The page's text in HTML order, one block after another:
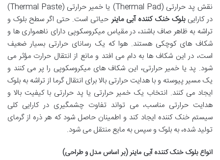
نقش پد حرارتی (Thermal Pad) یا خمیر حرارتی (Thermal Paste)
در کاراییبلوک خنک کننده آبی ماینر حیاتی است. حتی اگر سطح بلوک و
تراشه به ظاهر صاف باشند، در مقیاس میکروسکوپی دارای ناهمواری ها و
شکاف های کوچکی هستند. هوا که یک رسانای حرارتی بسیار ضعیف
است، در این شکاف ها به دام می افتد و مانع از انتقال حرارت مؤثر می
شود. پد یا خمیر حرارتی، این شکاف های میکروسکوپی را پر می کنند و
یک مسیر پیوسته و با هدایت حرارتی بالا برای انتقال گرما از تراشه به بلوک
ایجاد می کنند. انتخاب یک خمیر حرارتی یا پد حرارتی با کیفیت بالا و
هدایت حرارتی مناسب، می تواند تفاوت چشمگیری در کارایی کلی
سیستم خنک کننده ایجاد کند و اطمینان حاصل شود که هر ذره از گرمای
تولید شده، به بلوک و سپس به مایع منتقل می شود.
انواع بلوک خنک کننده آبی ماینر (بر اساس مدل و طراحی)